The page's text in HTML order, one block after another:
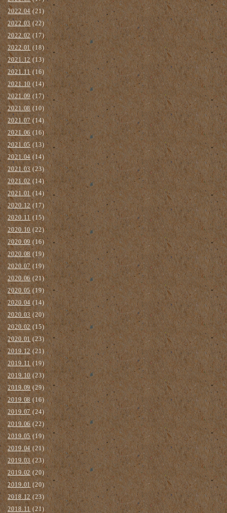
2022.04(21)
2022.03(22)
2022.02 (17)
2022.01(18)
2021.12(13)
2021.11(16)
2021.10 (14)
2021.09(17)
2021.08(10)
2021.07(14)
2021.06 (16)
2021.05(13)
2021.04 (14)
2021.03(23)
2021.02 (14)
2021.01(14)
2020.12(17)
2020.11 (15)
2020.10 (22)
2020.09(16)
2020.08(19)
2020.07(19)
2020.06 (21)
2020.05(19)
2020.04(14)
2020.03(20)
2020.02(15)
2020.01(23)
2019.12(21)
2019.11(19)
2019.10(23)
2019.09 (29)
2019.08(16)
2019.07(24)
2019.06(22)
2019.05 (19)
2019.04(21)
2019.03 (23)
2019.02 (20)
2019.01(20)
2018.12(23)
2018.11 (21)